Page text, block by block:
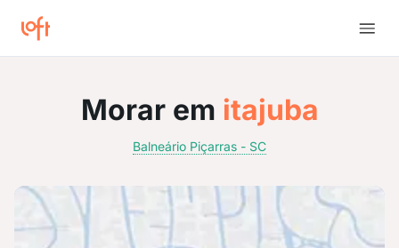
Morar em itajuba
Balneário Piçarras - SC